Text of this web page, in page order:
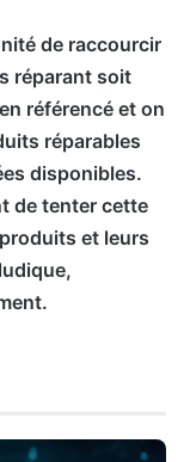
de raccourcir
réparant soit
référencé et on
réparables
disponibles.
de tenter cette
et leurs